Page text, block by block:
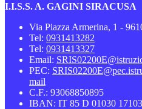
I.I.S.S. A. GAGINI SIRACUSA
Via Piazza Armerina, 1 -
Tel: 0931413282
Tel: 0931413327
Email:
PEC:
mail
C.F.: 93068850895
IBAN: IT 85 D 01030